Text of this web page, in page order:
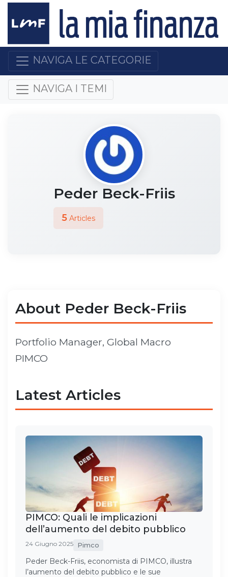
NAVIGA LE CATEGORIE
NAVIGA I TEMI
Peder Beck-Friis
5Articles
About Peder Beck-Friis
Portfolio Manager, Global Macro
PIMCO
Latest Articles
PIMCO: Quali le implicazioni
dell’aumento del debito pubblico
24 Giugno 2025 Pimco
Peder Beck-Friis, economista di PIMCO, illustra
l’aumento del debito pubblico e le sue